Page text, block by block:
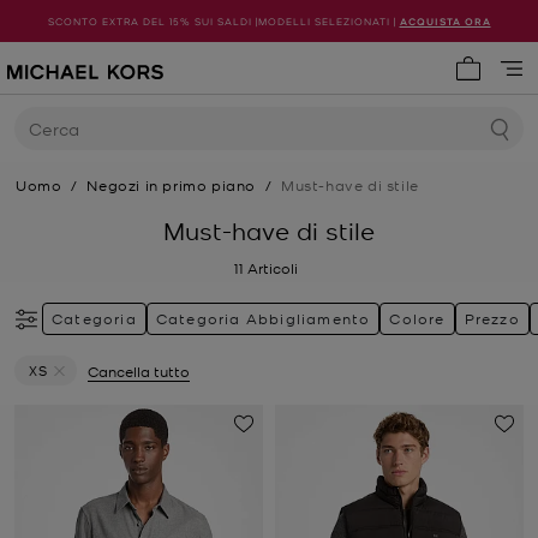
SCONTO EXTRA DEL 15% SUI SALDI |MODELLI SELEZIONATI | ACQUISTA ORA
Cerca
Uomo / Negozi in primo piano / Must-have di stile
Must-have di stile
11 Articoli
Categoria Categoria Abbigliamento Colore Prezzo
XS
Cancella tutto